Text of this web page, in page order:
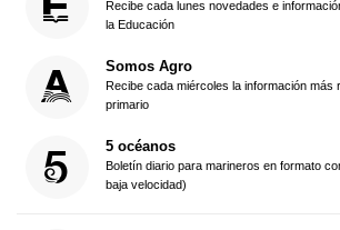
Recibe cada lunes novedades e
la Educación
Somos Agro
Recibe cada miércoles la información más
primario
5 océanos
Boletín diario para marineros en formato
baja velocidad)